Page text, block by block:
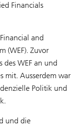
Financials
and
(WEF). Zuvor
des WEF an und
mit. Ausserdem war
Politik und
und die